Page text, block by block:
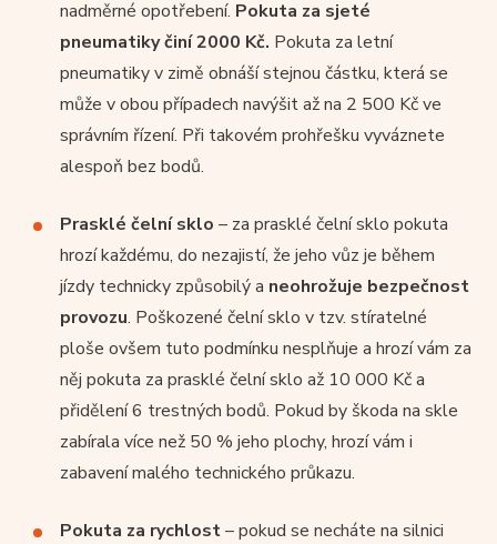
nadměrné opotřebení. Pokuta za sjeté
pneumatiky činí 2000 Kč. Pokuta za letní
pneumatiky v zimě obnáší stejnou částku, která se
může v obou případech navýšit až na 2 500 Kč ve
správním řízení. Při takovém prohřešku vyváznete
alespoň bez bodů.
Prasklé čelní sklo – za prasklé čelní sklo pokuta
hrozí každému, do nezajistí, že jeho vůz je během
jízdy technicky způsobilý a neohrožuje bezpečnost
provozu. Poškozené čelní sklo v tzv. stíratelné
ploše ovšem tuto podmínku nesplňuje a hrozí vám za
něj pokuta za prasklé čelní sklo až 10 000 Kč a
přidělení 6 trestných bodů. Pokud by škoda na skle
zabírala více než 50 % jeho plochy, hrozí vám i
zabavení malého technického průkazu.
Pokuta za rychlost– pokud se necháte na silnici